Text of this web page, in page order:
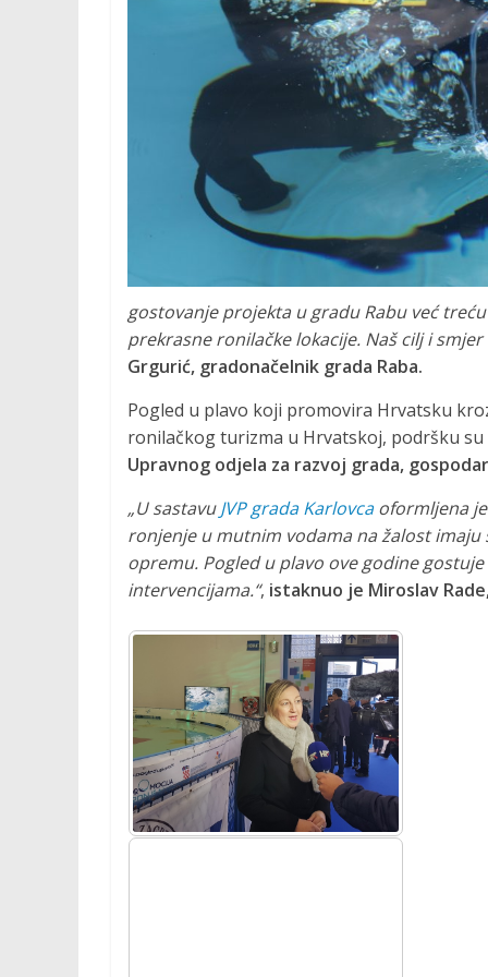
A
gostovanje projekta u gradu Rabu već
prekrasne ronilačke lokacije. Naš cilj i
Grgurić, gradonačelnik grada Raba.
Pogled u plavo koji promovira Hrvatsku
ronilačkog turizma u Hrvatskoj, podršku
Upravnog odjela za razvoj grada,
„U sastavuJVP grada Karlovcaoformljena je
ronjenje u mutnim vodama na žalost
opremu. Pogled u plavo ove godine
intervencijama.“, istaknuo je Miroslav